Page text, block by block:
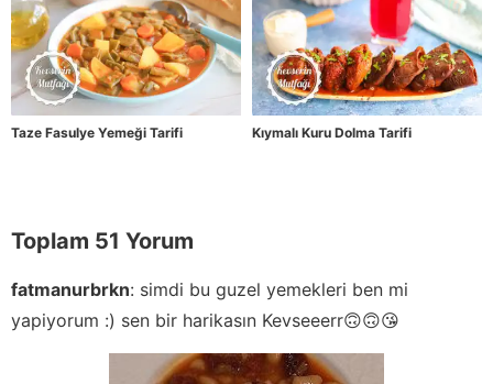
Taze Fasulye Yemeği Tarifi Kıymalı Kuru Dolma Tarifi
Toplam 51 Yorum
fatmanurbrkn: simdi bu guzel yemekleri ben mi
yapiyorum :) sen bir harikasın Kevseeerr🙃🙃😘